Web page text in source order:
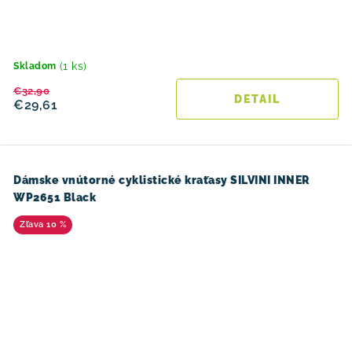
Skladom (1 ks)
€29,61
€32,90
DETAIL
Dámske vnútorné cyklistické kraťasy SILVINI INNER
WP2651 Black
10 %